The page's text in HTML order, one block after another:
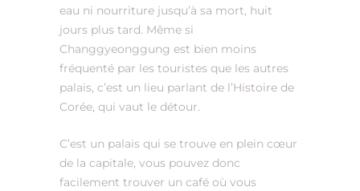
eau ni nourriture jusqu’à sa mort, huit
jours plus tard. Même si
Changgyeonggung est bien moins
fréquenté par les touristes que les autres
palais, c’est un lieu parlant de l’Histoire de
Corée, qui vaut le détour.
C’est un palais qui se trouve en plein cœur
de la capitale, vous pouvez donc
facilement trouver un café où vous